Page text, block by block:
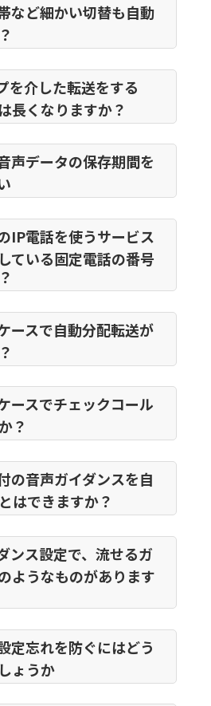
など細かい切替も自動
を介した転送をする
長くなりますか？
声データの保存期間を
IP電話を使うサービス
ている固定電話の番号
ースで自動分配転送が
ースでチェックコール
？
の音声ガイダンスを自
はできますか？
ンス設定で、流せるガ
ようなものがあります
定忘れを防ぐにはどう
ょうか